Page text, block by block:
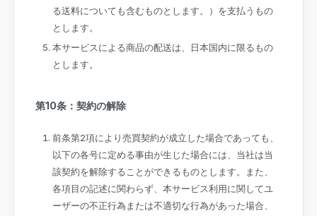
る送料についても含むものとします。）を支払うもの
とします。
本サービスによる商品の配送は、日本国内に限るもの
とします。
第10条：契約の解除
前条第2項により売買契約が成立した場合であっても、
以下の各号に定める事由が生じた場合には、当社は当
該契約を解除することができるものとします。また、
各項目の記述に関わらず、本サービス利用に関してユ
ーザーの不正行為または不適切な行為があった場合、